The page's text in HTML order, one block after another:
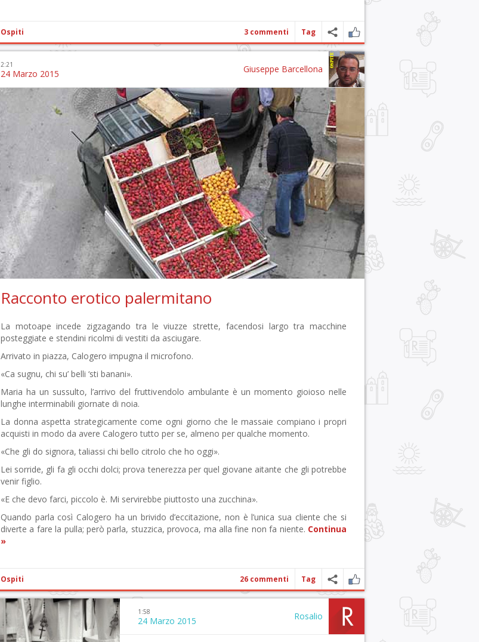
Ospiti 3 commenti Tag
2:21
24 Marzo 2015 Giuseppe Barcellona
Racconto erotico palermitano
La motoape incede zigzagando tra le viuzze strette, facendosi largo tra macchine
posteggiate e stendini ricolmi di vestiti da asciugare.
Arrivato in piazza, Calogero impugna il microfono.
«Ca sugnu, chi su’ belli ‘sti banani».
Maria ha un sussulto, l’arrivo del fruttivendolo ambulante è un momento gioioso nelle
lunghe interminabili giornate di noia.
La donna aspetta strategicamente come ogni giorno che le massaie compiano i propri
acquisti in modo da avere Calogero tutto per se, almeno per qualche momento.
«Che gli do signora, taliassi chi bello citrolo che ho oggi».
Lei sorride, gli fa gli occhi dolci; prova tenerezza per quel giovane aitante che gli potrebbe
venir figlio.
«E che devo farci, piccolo è. Mi servirebbe piuttosto una zucchina».
Quando parla così Calogero ha un brivido d’eccitazione, non è l’unica sua cliente che si
diverte a fare la pulla; però parla, stuzzica, provoca, ma alla fine non fa niente. Continua
»
Ospiti 26 commenti Tag
1:58
24 Marzo 2015 Rosalio